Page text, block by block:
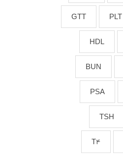
PLT
GTT
HDL
BUN
PSA
TSH
T4